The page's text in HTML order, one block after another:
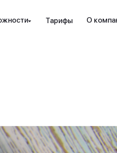
Аналитика PRO
Тарифы О
камеру телефона на QR-
мобильное